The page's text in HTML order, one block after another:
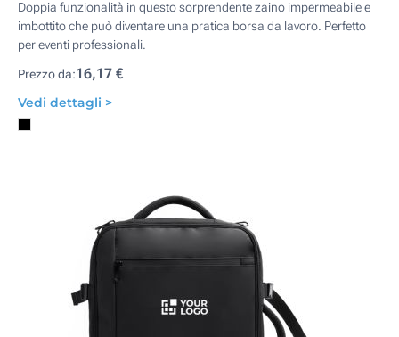
Doppia funzionalità in questo sorprendente zaino impermeabile e
imbottito che può diventare una pratica borsa da lavoro. Perfetto
per eventi professionali.
Prezzo da:16,17 €
Vedi dettagli >